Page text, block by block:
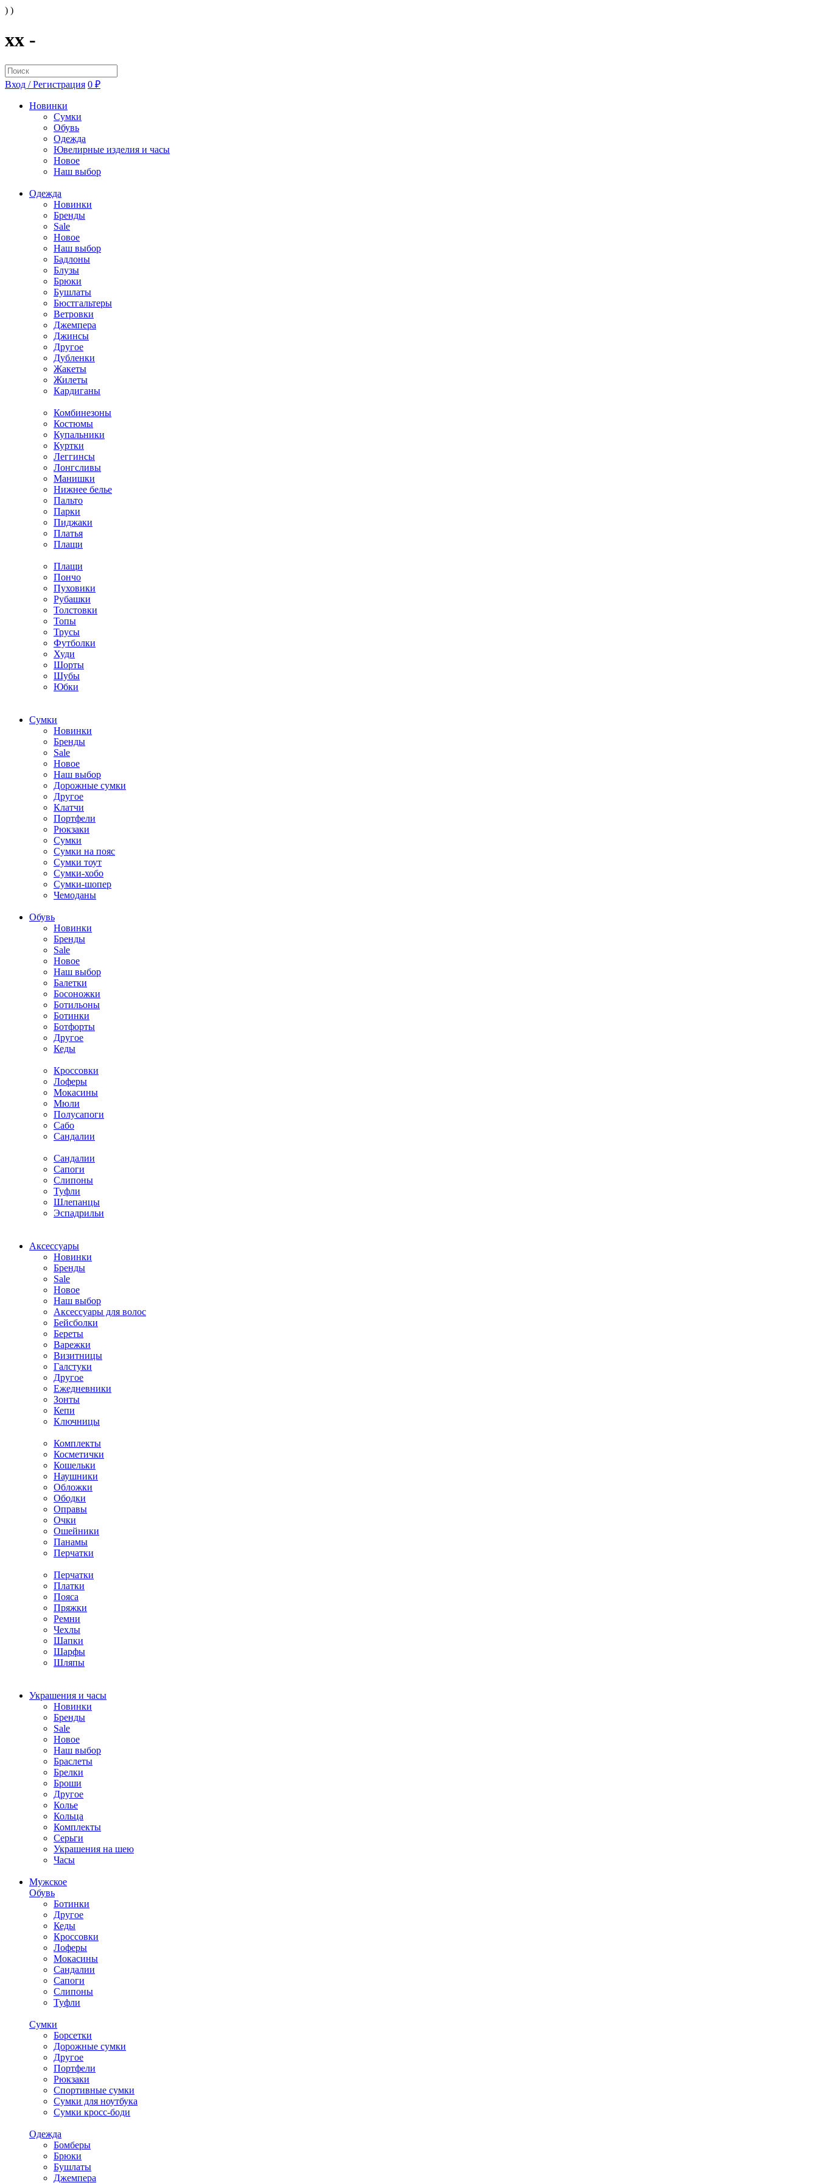
) )
xx -
Вход / Регистрация 0 ₽
Новинки
Сумки
Обувь
Одежда
Ювелирные изделия и часы
Новое
Наш выбор
Одежда
Новинки
Бренды
Sale
Новое
Наш выбор
Бадлоны
Блузы
Брюки
Бушлаты
Бюстгальтеры
Ветровки
Джемпера
Джинсы
Другое
Дубленки
Жакеты
Жилеты
Кардиганы
Комбинезоны
Костюмы
Купальники
Куртки
Леггинсы
Лонгсливы
Манишки
Нижнее белье
Пальто
Парки
Пиджаки
Платья
Плащи
Плащи
Пончо
Пуховики
Рубашки
Толстовки
Топы
Трусы
Футболки
Худи
Шорты
Шубы
Юбки
Cумки
Новинки
Бренды
Sale
Новое
Наш выбор
Дорожные сумки
Другое
Клатчи
Портфели
Рюкзаки
Сумки
Сумки на пояс
Сумки тоут
Сумки-хобо
Сумки-шопер
Чемоданы
Обувь
Новинки
Бренды
Sale
Новое
Наш выбор
Балетки
Босоножки
Ботильоны
Ботинки
Ботфорты
Другое
Кеды
Кроссовки
Лоферы
Мокасины
Мюли
Полусапоги
Сабо
Сандалии
Сандалии
Сапоги
Слипоны
Туфли
Шлепанцы
Эспадрильи
Аксессуары
Новинки
Бренды
Sale
Новое
Наш выбор
Аксессуары для волос
Бейсболки
Береты
Варежки
Визитницы
Галстуки
Другое
Ежедневники
Зонты
Кепи
Ключницы
Комплекты
Косметички
Кошельки
Наушники
Обложки
Ободки
Оправы
Очки
Ошейники
Панамы
Перчатки
Перчатки
Платки
Пояса
Пряжки
Ремни
Чехлы
Шапки
Шарфы
Шляпы
Украшения и часы
Новинки
Бренды
Sale
Новое
Наш выбор
Браслеты
Брелки
Броши
Другое
Колье
Кольца
Комплекты
Серьги
Украшения на шею
Часы
Мужское
Обувь
Ботинки
Другое
Кеды
Кроссовки
Лоферы
Мокасины
Сандалии
Сапоги
Слипоны
Туфли
Сумки
Борсетки
Дорожные сумки
Другое
Портфели
Рюкзаки
Спортивные сумки
Сумки для ноутбука
Сумки кросс-боди
Одежда
Бомберы
Брюки
Бушлаты
Джемпера